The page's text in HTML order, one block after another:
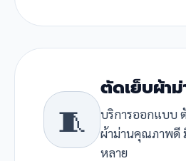
🧵
ตัดเย็บผ้าม่
บริการออกแบบ
ผ้าม่านคุณภาพดี
หลาย